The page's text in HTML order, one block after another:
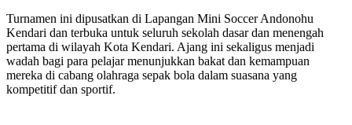
Turnamen ini dipusatkan di Lapangan Mini Soccer Andonohu
Kendari dan terbuka untuk seluruh sekolah dasar dan menengah
pertama di wilayah Kota Kendari. Ajang ini sekaligus menjadi
wadah bagi para pelajar menunjukkan bakat dan kemampuan
mereka di cabang olahraga sepak bola dalam suasana yang
kompetitif dan sportif.